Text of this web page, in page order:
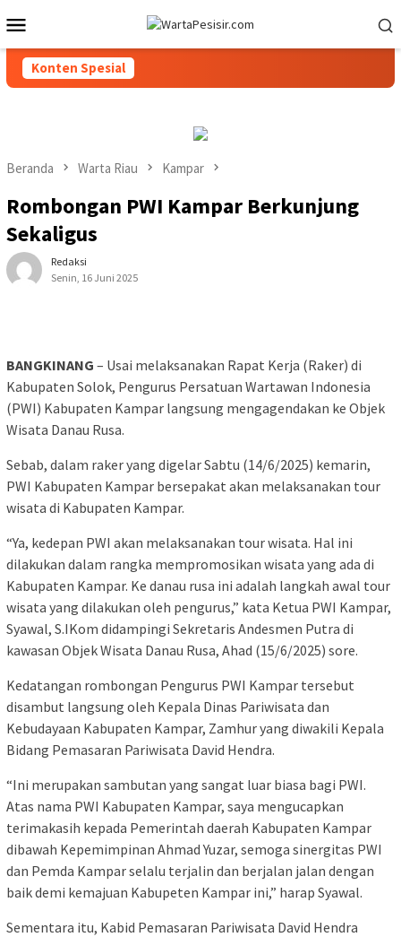
ke
kontenMobile
Konten Spesial
Beranda Warta Riau Kampar
Rombongan PWI Kampar Berkunjung
Sekaligus
Redaksi
Senin, 16 Juni 2025
BANGKINANG – Usai melaksanakan Rapat Kerja (Raker) di
Kabupaten Solok, Pengurus Persatuan Wartawan Indonesia
(PWI) Kabupaten Kampar langsung mengagendakan ke Objek
Wisata Danau Rusa.
Sebab, dalam raker yang digelar Sabtu (14/6/2025) kemarin,
PWI Kabupaten Kampar bersepakat akan melaksanakan tour
wisata di Kabupaten Kampar.
“Ya, kedepan PWI akan melaksanakan tour wisata. Hal ini
dilakukan dalam rangka mempromosikan wisata yang ada di
Kabupaten Kampar. Ke danau rusa ini adalah langkah awal tour
wisata yang dilakukan oleh pengurus,” kata Ketua PWI Kampar,
Syawal, S.IKom didampingi Sekretaris Andesmen Putra di
kawasan Objek Wisata Danau Rusa, Ahad (15/6/2025) sore.
Kedatangan rombongan Pengurus PWI Kampar tersebut
disambut langsung oleh Kepala Dinas Pariwisata dan
Kebudayaan Kabupaten Kampar, Zamhur yang diwakili Kepala
Bidang Pemasaran Pariwisata David Hendra.
“Ini merupakan sambutan yang sangat luar biasa bagi PWI.
Atas nama PWI Kabupaten Kampar, saya mengucapkan
terimakasih kepada Pemerintah daerah Kabupaten Kampar
dibawah Kepemimpinan Ahmad Yuzar, semoga sinergitas PWI
dan Pemda Kampar selalu terjalin dan berjalan jalan dengan
baik demi kemajuan Kabupeten Kampar ini,” harap Syawal.
Sementara itu, Kabid Pemasaran Pariwisata David Hendra